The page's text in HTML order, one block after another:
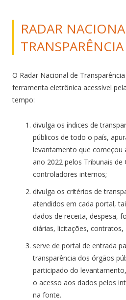
RADAR
O Radar Nacional de
ferramenta eletrônica acessível
tempo:
divulga os índices de
públicos de todo o país,
levantamento que começou
ano 2022 pelos Tribunais
controladores internos;
divulga os critérios de
atendidos em cada portal,
dados de receita, despesa,
diárias, licitações, contratos,
serve de portal de entrada
transparência dos órgãos
participado do
o acesso aos dados pelos
na fonte.